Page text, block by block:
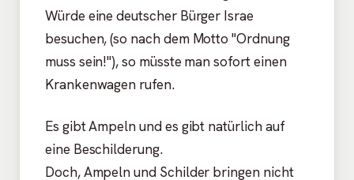
Würde eine deutscher Bürger Israe
besuchen, (so nach dem Motto "Ordnung
muss sein!"), so müsste man sofort einen
Krankenwagen rufen.
Es gibt Ampeln und es gibt natürlich auf
eine Beschilderung.
Doch, Ampeln und Schilder bringen nicht